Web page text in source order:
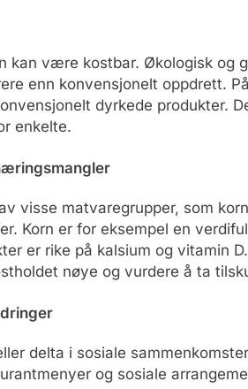
kan være kostbar. Økologisk og
enn konvensjonelt oppdrett.
dyrkede produkter.
enkelte.
visse matvaregrupper, som
Korn er for eksempel en
er rike på kalsium og vitamin
nøye og vurdere å ta
delta i sosiale
og sosiale